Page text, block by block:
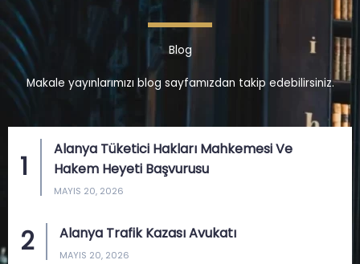
Blog
Makale yayınlarımızı blog sayfamızdan takip edebilirsiniz.
Alanya Tüketici Hakları Mahkemesi Ve
Hakem Heyeti Başvurusu
MAYIS 20, 2026
Alanya Trafik Kazası Avukatı
MAYIS 20, 2026